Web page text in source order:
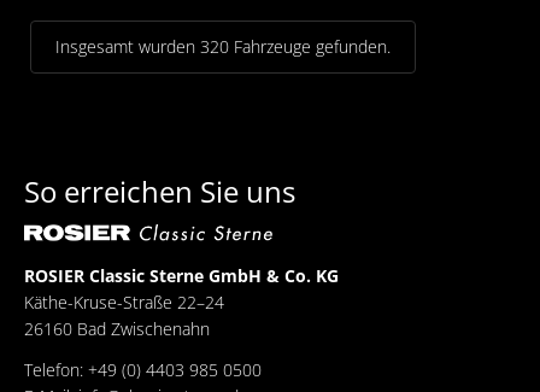
Insgesamt wurden 320 Fahrzeuge gefunden.
So erreichen Sie uns
ROSIER Classic Sterne GmbH & Co. KG
Käthe-Kruse-Straße 22–24
26160 Bad Zwischenahn
Telefon: +49 (0) 4403 985 0500